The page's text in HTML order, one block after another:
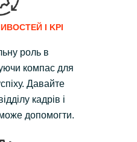
І KPI
роль в
компас для
Давайте
кадрів і
допомогти.